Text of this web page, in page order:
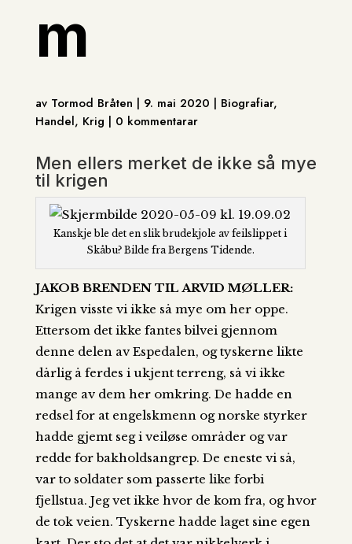
m
av Tormod Bråten | 9. mai 2020 | Biografiar,
Handel, Krig | 0 kommentarar
Men ellers merket de ikke så mye
til krigen
Kanskje ble det en slik brudekjole av feilslippet i
Skåbu? Bilde fra Bergens Tidende.
JAKOB BRENDEN TIL ARVID MØLLER:
Krigen visste vi ikke så mye om her oppe.
Ettersom det ikke fantes bilvei gjennom
denne delen av Espedalen, og tyskerne likte
dårlig å ferdes i ukjent terreng, så vi ikke
mange av dem her omkring. De hadde en
redsel for at engelskmenn og norske styrker
hadde gjemt seg i veiløse områder og var
redde for bakholdsangrep. De eneste vi så,
var to soldater som passerte like forbi
fjellstua. Jeg vet ikke hvor de kom fra, og hvor
de tok veien. Tyskerne hadde laget sine egen